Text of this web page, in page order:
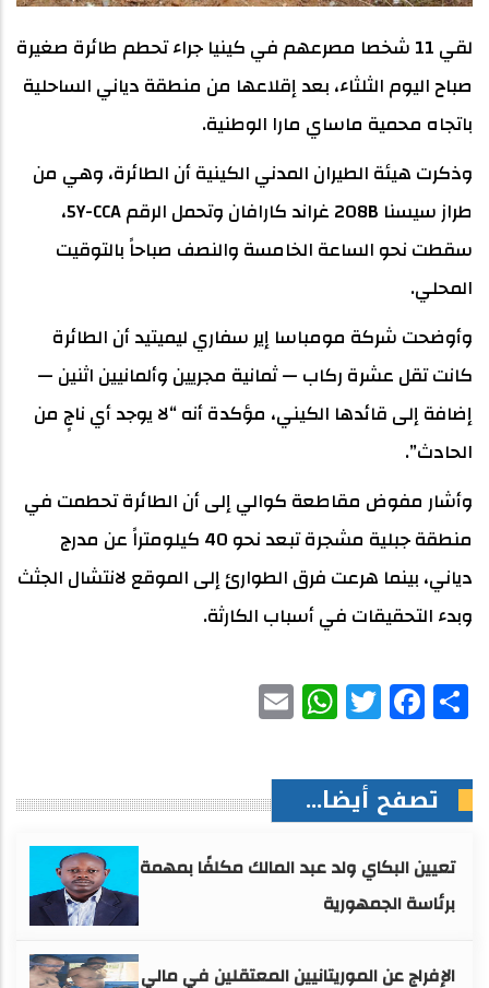
لقي 11 شخصا مصرعهم في كينيا جراء تحطم طائرة صغيرة
صباح اليوم الثلثاء، بعد إقلاعها من منطقة دياني الساحلية
باتجاه محمية ماساي مارا الوطنية.
وذكرت هيئة الطيران المدني الكينية أن الطائرة، وهي من
طراز سيسنا 208B غراند كارافان وتحمل الرقم 5Y-CCA،
سقطت نحو الساعة الخامسة والنصف صباحاً بالتوقيت
المحلي.
وأوضحت شركة مومباسا إير سفاري ليميتيد أن الطائرة
كانت تقل عشرة ركاب — ثمانية مجريين وألمانيين اثنين —
إضافة إلى قائدها الكيني، مؤكدة أنه “لا يوجد أي ناجٍ من
الحادث”.
وأشار مفوض مقاطعة كوالي إلى أن الطائرة تحطمت في
منطقة جبلية مشجرة تبعد نحو 40 كيلومتراً عن مدرج
دياني، بينما هرعت فرق الطوارئ إلى الموقع لانتشال الجثث
وبدء التحقيقات في أسباب الكارثة.
Share
Facebook
Twitter
WhatsApp
تصفح أيضا...
تعيين البكاي ولد عبد المالك مكلفًا بمهمة
برئاسة الجمهورية
الإفراج عن الموريتانيين المعتقلين في مالي